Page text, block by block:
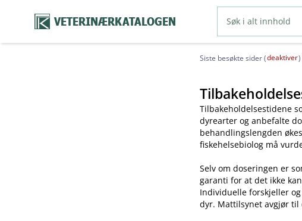
VETERINÆRKATALOGEN
Siste besøkte sider (deaktiver)
Tilbakeholdelsestidene
dyrearter og anbefalte
behandlingslengden
fiskehelsebiolog må
Selv om doseringen er
garanti for at det ikke
Individuelle forskjeller
dyr. Mattilsynet avgjør til